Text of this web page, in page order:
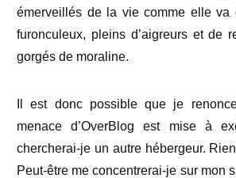
émerveillés de la vie comme elle va
furonculeux, pleins d’aigreurs et de
gorgés de moraline.
Il est donc possible que je
menace d’OverBlog est mise à
chercherai-je un autre hébergeur.
Peut-être me concentrerai-je sur mon